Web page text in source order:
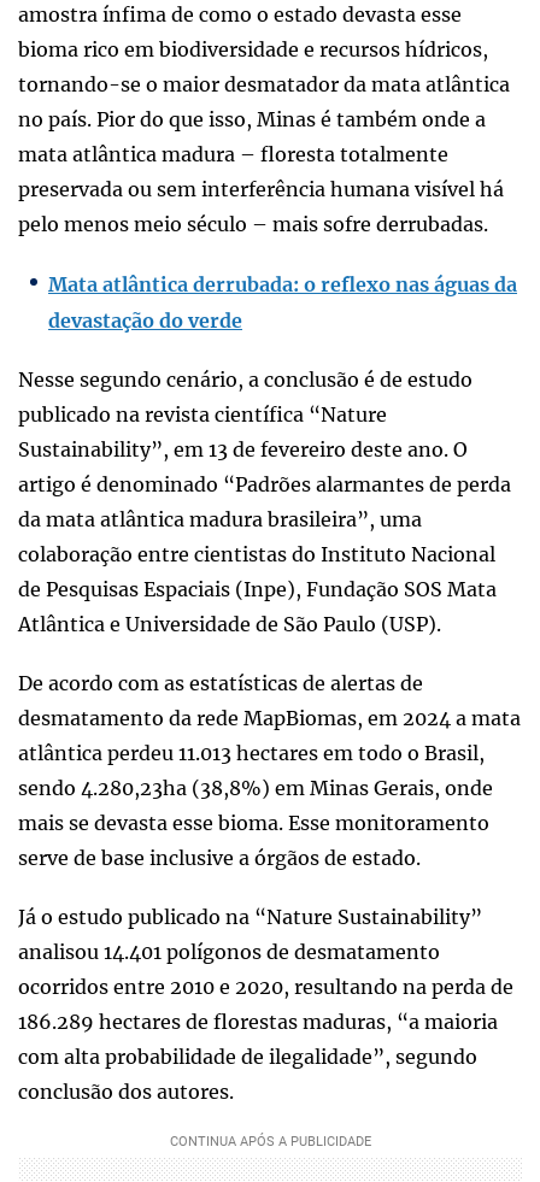
amostra ínfima de como o estado devasta esse
bioma rico em biodiversidade e recursos hídricos,
tornando-se o maior desmatador da mata atlântica
no país. Pior do que isso, Minas é também onde a
mata atlântica madura – floresta totalmente
preservada ou sem interferência humana visível há
pelo menos meio século – mais sofre derrubadas.
Mata atlântica derrubada: o reflexo nas águas da
devastação do verde
Nesse segundo cenário, a conclusão é de estudo
publicado na revista científica “Nature
Sustainability”, em 13 de fevereiro deste ano. O
artigo é denominado “Padrões alarmantes de perda
da mata atlântica madura brasileira”, uma
colaboração entre cientistas do Instituto Nacional
de Pesquisas Espaciais (Inpe), Fundação SOS Mata
Atlântica e Universidade de São Paulo (USP).
De acordo com as estatísticas de alertas de
desmatamento da rede MapBiomas, em 2024 a mata
atlântica perdeu 11.013 hectares em todo o Brasil,
sendo 4.280,23ha (38,8%) em Minas Gerais, onde
mais se devasta esse bioma. Esse monitoramento
serve de base inclusive a órgãos de estado.
Já o estudo publicado na “Nature Sustainability”
analisou 14.401 polígonos de desmatamento
ocorridos entre 2010 e 2020, resultando na perda de
186.289 hectares de florestas maduras, “a maioria
com alta probabilidade de ilegalidade”, segundo
conclusão dos autores.